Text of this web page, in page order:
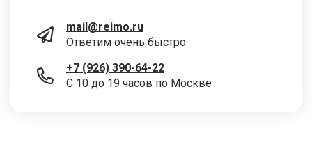
mail@reimo.ru
Ответим очень быстро
+7 (926) 390-64-22
С 10 до 19 часов по Москве